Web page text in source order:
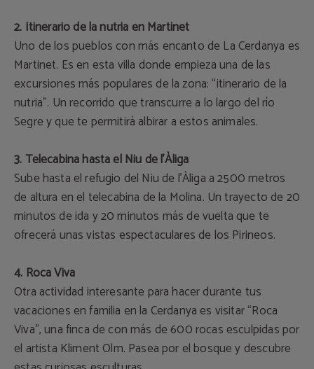
2. Itinerario de la nutria en Martinet
Uno de los pueblos con más encanto de La Cerdanya es
Martinet. Es en esta villa donde empieza una de las
excursiones más populares de la zona: “itinerario de la
nutria”. Un recorrido que transcurre a lo largo del río
Segre y que te permitirá albirar a estos animales.
3. Telecabina hasta el Niu de l’Àliga
Sube hasta el refugio del Niu de l’Àliga a 2500 metros
de altura en el telecabina de la Molina. Un trayecto de 20
minutos de ida y 20 minutos más de vuelta que te
ofrecerá unas vistas espectaculares de los Pirineos.
4. Roca Viva
Otra actividad interesante para hacer durante tus
vacaciones en familia en la Cerdanya es visitar “Roca
Viva”, una finca de con más de 600 rocas esculpidas por
el artista Kliment Olm. Pasea por el bosque y descubre